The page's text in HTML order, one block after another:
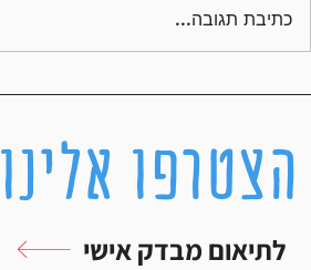
כתיבת תגובה...
לתיאום מבדק אישי
הצטרפו אלינו